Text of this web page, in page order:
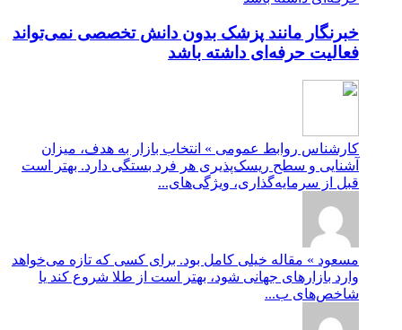
خبرنگار مانند پزشک بدون دانش تخصصی نمی‌تواند
فعالیت حرفه‌ای داشته باشد
کارشناس روابط عمومی » انتخاب بازار به هدف، میزان
آشنایی و سطح ریسک‌پذیری هر فرد بستگی دارد. بهتر است
قبل از سرمایه‌گذاری، ویژگی‌های...
مسعود » مقاله خیلی کامل بود. برای کسی که تازه می‌خواهد
وارد بازارهای جهانی شود، بهتر است از طلا شروع کند یا
شاخص‌های ب...